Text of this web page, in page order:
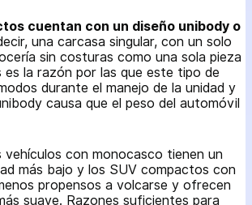
cuentan con un diseño unibody o
una carcasa singular, con un solo
sin costuras como una sola pieza
la razón por las que este tipo de
durante el manejo de la unidad y
causa que el peso del automóvil
vehículos con monocasco tienen un
más bajo y los SUV compactos con
propensos a volcarse y ofrecen
suave. Razones suficientes para